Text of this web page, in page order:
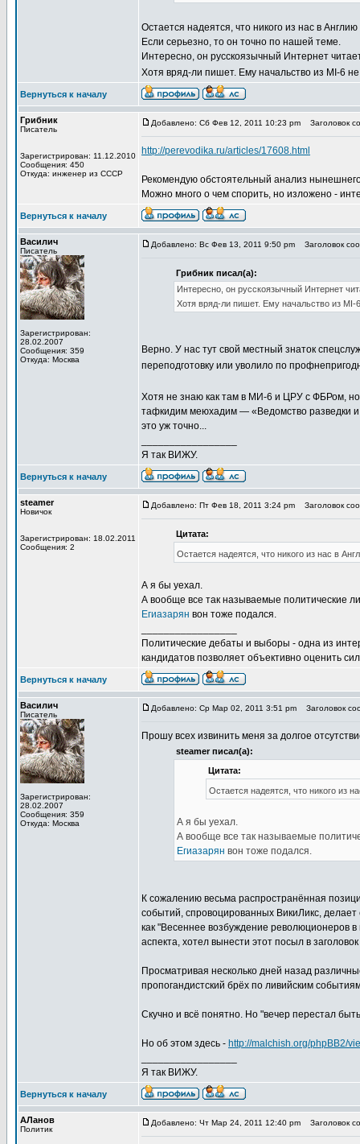
Остается надеятся, что никого из нас в
Если серьезно, то он точно по нашей теме.
Интересно, он русскоязычный Интернет
Хотя вряд-ли пишет. Ему начальство из MI-6
Вернуться к началу
Грибник
Писатель
Зарегистрирован: 11.12.2010
Сообщения: 450
Откуда: инженер из СССР
Добавлено: Сб Фев 12, 2011 10:23 pm Заголовок
http://perevodika.ru/articles/17608.html
Рекомендую обстоятельный анализ
Можно много о чем спорить, но изложено -
Вернуться к началу
Василич
Писатель
Зарегистрирован:
28.02.2007
Сообщения: 359
Откуда: Москва
Добавлено: Вс Фев 13, 2011 9:50 pm Заголовок
Грибник писал(а):
Интересно, он русскоязычный Интернет
Хотя вряд-ли пишет. Ему начальство из MI-
Верно. У нас тут свой местный знаток
переподготовку или уволило по
Хотя не знаю как там в МИ-6 и ЦРУ с ФБРом,
тафкидим меюхадим — «Ведомство разведки и
это уж точно...
Я так ВИЖУ.
Вернуться к началу
steamer
Новичок
Зарегистрирован: 18.02.2011
Сообщения: 2
Добавлено: Пт Фев 18, 2011 3:24 pm Заголовок
Цитата:
Остается надеятся, что никого из нас в
А я бы уехал.
А вообще все так называемые политические
Егиазарян вон тоже подался.
Политические дебаты и выборы - одна из
кандидатов позволяет объективно оценить
Вернуться к началу
Василич
Писатель
Зарегистрирован:
28.02.2007
Сообщения: 359
Откуда: Москва
Добавлено: Ср Мар 02, 2011 3:51 pm Заголовок
Прошу всех извинить меня за долгое
steamer писал(а):
Цитата:
Остается надеятся, что никого из
А я бы уехал.
А вообще все так называемые
Егиазарян вон тоже подался.
К сожалению весьма распространённая
событий, спровоцированных ВикиЛикс,
как "Весеннее возбуждение революционеров
аспекта, хотел вынести этот посыл в
Просматривая несколько дней назад
пропогандистский брёх по ливийским
Скучно и всё понятно. Но "вечер перестал
Но об этом здесь - http://malchish.org/phpBB2/
Я так ВИЖУ.
Вернуться к началу
АЛанов
Политик
Добавлено: Чт Мар 24, 2011 12:40 pm Заголовок